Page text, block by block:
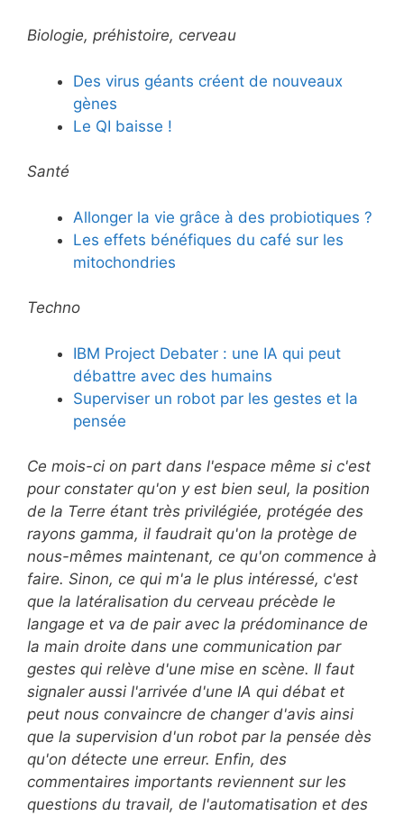
Biologie, préhistoire, cerveau
Des virus géants créent de nouveaux
gènes
Le QI baisse !
Santé
Allonger la vie grâce à des probiotiques ?
Les effets bénéfiques du café sur les
mitochondries
Techno
IBM Project Debater : une IA qui peut
débattre avec des humains
Superviser un robot par les gestes et la
pensée
Ce mois-ci on part dans l'espace même si c'est
pour constater qu'on y est bien seul, la position
de la Terre étant très privilégiée, protégée des
rayons gamma, il faudrait qu'on la protège de
nous-mêmes maintenant, ce qu'on commence à
faire. Sinon, ce qui m'a le plus intéressé, c'est
que la latéralisation du cerveau précède le
langage et va de pair avec la prédominance de
la main droite dans une communication par
gestes qui relève d'une mise en scène. Il faut
signaler aussi l'arrivée d'une IA qui débat et
peut nous convaincre de changer d'avis ainsi
que la supervision d'un robot par la pensée dès
qu'on détecte une erreur. Enfin, des
commentaires importants reviennent sur les
questions du travail, de l'automatisation et des